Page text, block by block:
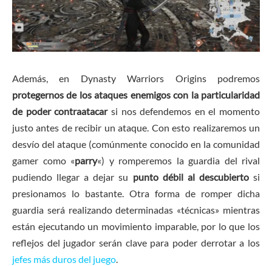
Además, en Dynasty Warriors Origins podremos
protegernos de los ataques enemigos con la particularidad
de poder contraatacarsi nos defendemos en el momento
justo antes de recibir un ataque. Con esto realizaremos un
desvío del ataque (comúnmente conocido en la comunidad
gamer como «parry«) y romperemos la guardia del rival
pudiendo llegar a dejar su punto débil al descubiertosi
presionamos lo bastante. Otra forma de romper dicha
guardia será realizando determinadas «técnicas» mientras
están ejecutando un movimiento imparable, por lo que los
reflejos del jugador serán clave para poder derrotar a los
jefes más duros del juego